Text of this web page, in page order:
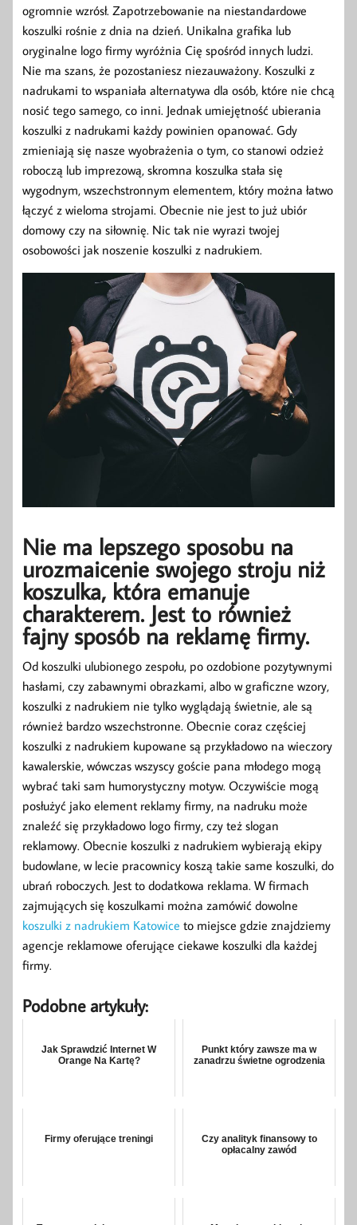
ogromnie wzrósł. Zapotrzebowanie na niestandardowe
koszulki rośnie z dnia na dzień. Unikalna grafika lub
oryginalne logo firmy wyróżnia Cię spośród innych ludzi.
Nie ma szans, że pozostaniesz niezauważony. Koszulki z
nadrukami to wspaniała alternatywa dla osób, które nie chcą
nosić tego samego, co inni. Jednak umiejętność ubierania
koszulki z nadrukami każdy powinien opanować. Gdy
zmieniają się nasze wyobrażenia o tym, co stanowi odzież
roboczą lub imprezową, skromna koszulka stała się
wygodnym, wszechstronnym elementem, który można łatwo
łączyć z wieloma strojami. Obecnie nie jest to już ubiór
domowy czy na siłownię. Nic tak nie wyrazi twojej
osobowości jak noszenie koszulki z nadrukiem.
Nie ma lepszego sposobu na
urozmaicenie swojego stroju niż
koszulka, która emanuje
charakterem. Jest to również
fajny sposób na reklamę firmy.
Od koszulki ulubionego zespołu, po ozdobione pozytywnymi
hasłami, czy zabawnymi obrazkami, albo w graficzne wzory,
koszulki z nadrukiem nie tylko wyglądają świetnie, ale są
również bardzo wszechstronne. Obecnie coraz częściej
koszulki z nadrukiem kupowane są przykładowo na wieczory
kawalerskie, wówczas wszyscy goście pana młodego mogą
wybrać taki sam humorystyczny motyw. Oczywiście mogą
posłużyć jako element reklamy firmy, na nadruku może
znaleźć się przykładowo logo firmy, czy też slogan
reklamowy. Obecnie koszulki z nadrukiem wybierają ekipy
budowlane, w lecie pracownicy koszą takie same koszulki, do
ubrań roboczych. Jest to dodatkowa reklama. W firmach
zajmujących się koszulkami można zamówić dowolne
koszulki z nadrukiem Katowice to miejsce gdzie znajdziemy
agencje reklamowe oferujące ciekawe koszulki dla każdej
firmy.
Podobne artykuły:
Jak Sprawdzić Internet W
Orange Na Kartę?
Punkt który zawsze ma w
zanadrzu świetne ogrodzenia
Firmy oferujące treningi
Czy analityk finansowy to
opłacalny zawód